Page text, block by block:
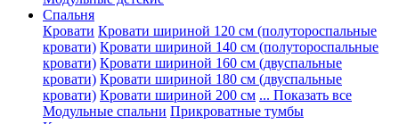
Спальня
Кровати Кровати шириной 120 см (полутороспальные
кровати) Кровати шириной 140 см (полутороспальные
кровати) Кровати шириной 160 см (двуспальные
кровати) Кровати шириной 180 см (двуспальные
кровати) Кровати шириной 200 см ... Показать все
Модульные спальни Прикроватные тумбы